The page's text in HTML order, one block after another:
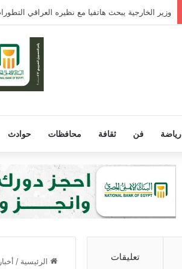
عاجل.. وفاة والد ليونيل ميسي عن عمر 68 عامًا في الأرجنتين
رياضة فن ثقافة محافظات حوادث
الرئيسية / أخبار تعليقات